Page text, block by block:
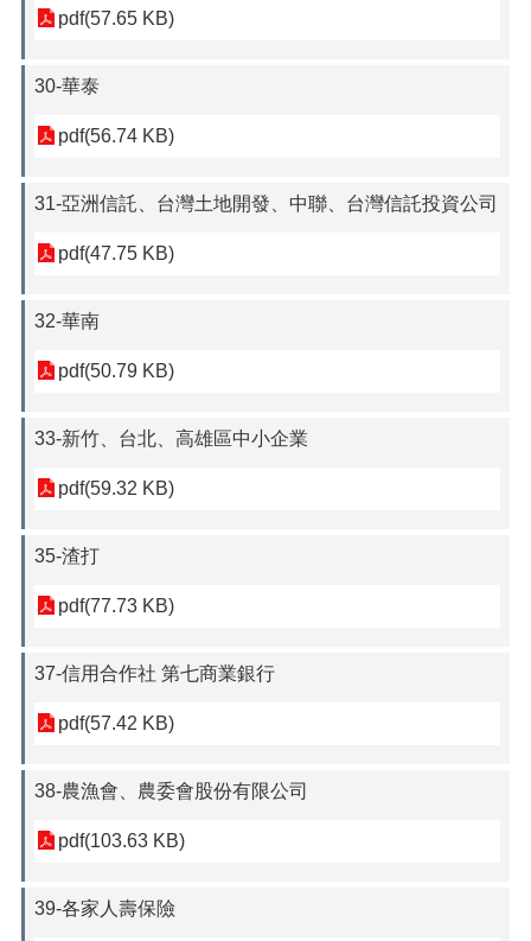
pdf(57.65 KB)
30-華泰
pdf(56.74 KB)
31-亞洲信託、台灣土地開發、中聯、台灣信託投資公司
pdf(47.75 KB)
32-華南
pdf(50.79 KB)
33-新竹、台北、高雄區中小企業
pdf(59.32 KB)
35-渣打
pdf(77.73 KB)
37-信用合作社 第七商業銀行
pdf(57.42 KB)
38-農漁會、農委會股份有限公司
pdf(103.63 KB)
39-各家人壽保險